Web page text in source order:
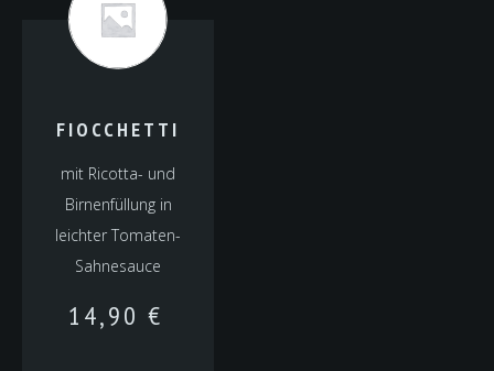
FIOCCHETTI
mit Ricotta- und
Birnenfüllung in
leichter Tomaten-
Sahnesauce
14,90 €